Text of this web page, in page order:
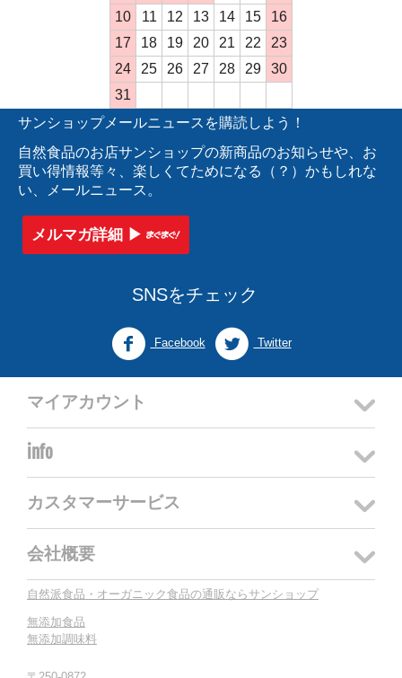
10
11 12 13 14 15
16
17
18 19 20 21 22
23
24
25 26 27 28 29
30
31
サンショップメールニュースを購読しよう！
自然食品のお店サンショップの新商品のお知らせや、お
買い得情報等々、楽しくてためになる（？）かもしれな
い、メールニュース。
メルマガ詳細 ▶︎
SNSをチェック
Facebook Twitter
マイアカウント
info
カスタマーサービス
会社概要
自然派食品・オーガニック食品の通販ならサンショップ
無添加食品
無添加調味料